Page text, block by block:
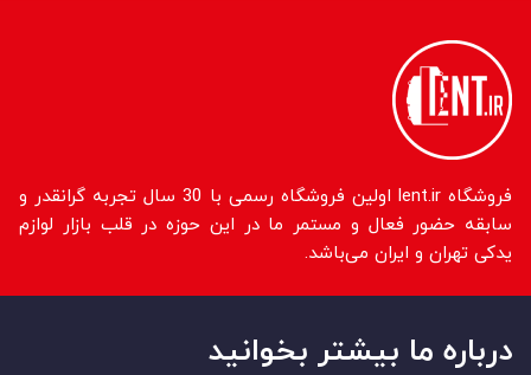
فروشگاه lent.ir اولین فروشگاه رسمی با 30 سال تجربه گرانقدر و
سابقه حضور فعال و مستمر ما در این حوزه در قلب بازار لوازم
یدکی تهران و ایران می‌باشد.
درباره ما بیشتر بخوانید